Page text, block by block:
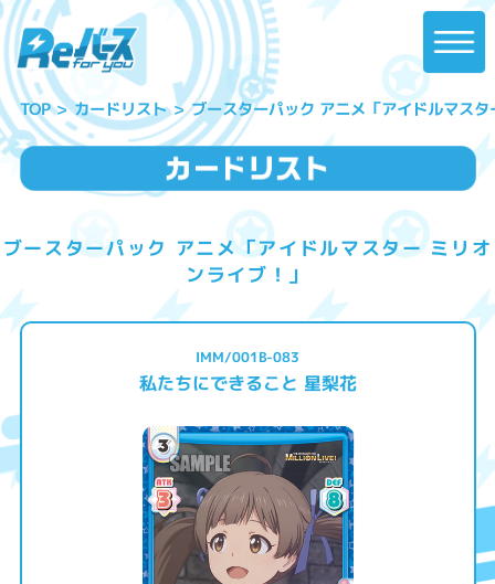
TOP カードリスト ブースターパック アニメ「アイドルマス
ブースターパック アニメ「アイドルマスター ミリオ
ンライブ！」
IMM/001B-083
私たちにできること 星梨花